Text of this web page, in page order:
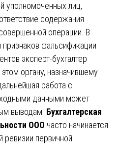
уполномоченных лиц,
содержания
операции. В
фальсификации
эксперт-бухгалтер
органу, назначившему
работа с
данными может
выводам. Бухгалтерская
ООО часто начинается
ревизии первичной